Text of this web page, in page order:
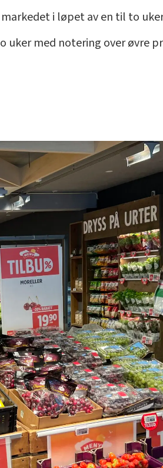
i løpet av en til to
med notering over øvre